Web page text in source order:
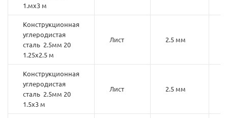
1.мх3 м
Конструкционная
углеродистая
сталь 2.5мм 20
1.25х2.5 м
Лист 2.5 мм
Конструкционная
углеродистая
сталь 2.5мм 20
1.5х3 м
Лист 2.5 мм